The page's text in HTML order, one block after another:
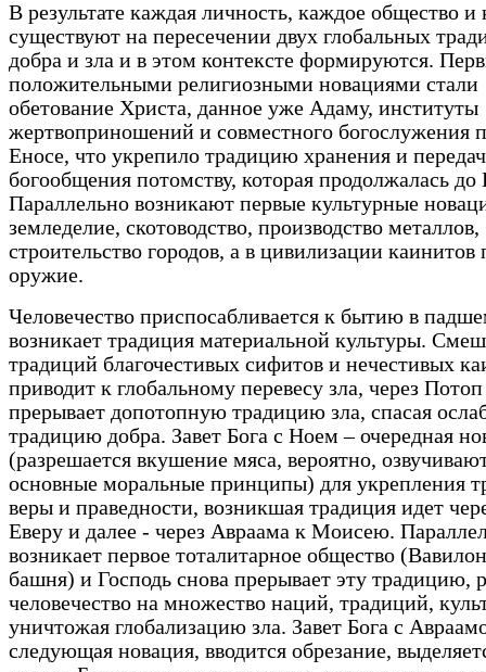
В результате каждая личность, каждое общество и
существуют на пересечении двух глобальных
добра и зла и в этом контексте формируются.
положительными религиозными новациями стали
обетование Христа, данное уже Адаму, институты
жертвоприношений и совместного богослужения
Еносе, что укрепило традицию хранения и
богообщения потомству, которая продолжалась до
Параллельно возникают первые культурные
земледелие, скотоводство, производство металлов,
строительство городов, а в цивилизации каинитов
оружие.
Человечество приспосабливается к бытию в
возникает традиция материальной культуры.
традиций благочестивых сифитов и нечестивых
приводит к глобальному перевесу зла, через
прерывает допотопную традицию зла, спасая
традицию добра. Завет Бога с Ноем – очередная
(разрешается вкушение мяса, вероятно,
основные моральные принципы) для укрепления
веры и праведности, возникшая традиция идет
Еверу и далее - через Авраама к Моисею.
возникает первое тоталитарное общество
башня) и Господь снова прерывает эту традицию,
человечество на множество наций, традиций,
уничтожая глобализацию зла. Завет Бога с
следующая новация, вводится обрезание,